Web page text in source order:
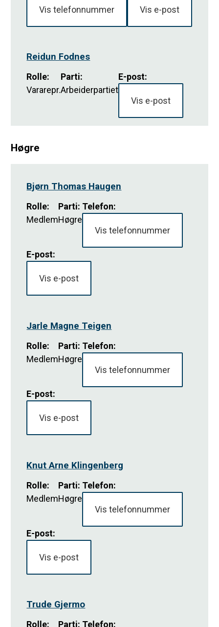
Vis telefonnummer Vis e-post
Reidun Fodnes
Rolle:
Vararepr.
Parti:
Arbeiderpartiet
E-post:
Vis e-post
Høgre
Bjørn Thomas Haugen
Rolle:
Medlem
Parti:
Høgre
Telefon:
Vis telefonnummer
E-post:
Vis e-post
Jarle Magne Teigen
Rolle:
Medlem
Parti:
Høgre
Telefon:
Vis telefonnummer
E-post:
Vis e-post
Knut Arne Klingenberg
Rolle:
Medlem
Parti:
Høgre
Telefon:
Vis telefonnummer
E-post:
Vis e-post
Trude Gjermo
Rolle:
Parti: Telefon: